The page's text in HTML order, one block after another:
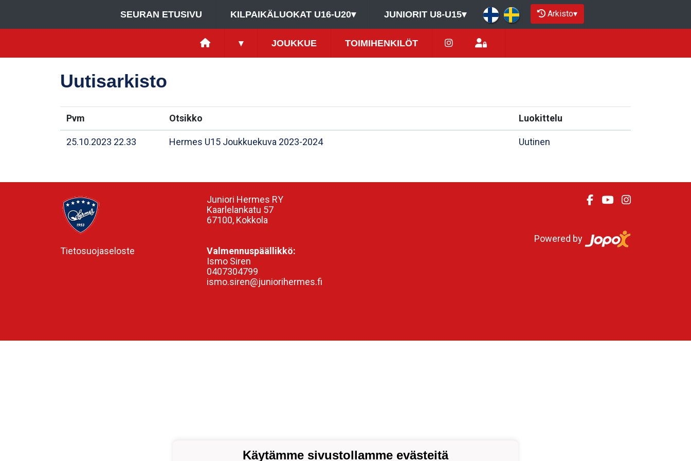
SEURAN ETUSIVU KILPAIKÄLUOKAT U16-U20▾ JUNIORIT U8-U15▾ Arkisto▾
▾ JOUKKUE TOIMIHENKILÖT
Uutisarkisto
Pvm Otsikko Luokittelu
25.10.2023 22.33 Hermes U15 Joukkuekuva 2023-2024 Uutinen
Tietosuojaseloste
Juniori Hermes RY
Kaarlelankatu 57
67100, Kokkola
Valmennuspäällikkö:
Ismo Siren
0407304799
ismo.siren@juniorihermes.fi
Powered by
Käytämme sivustollamme evästeitä